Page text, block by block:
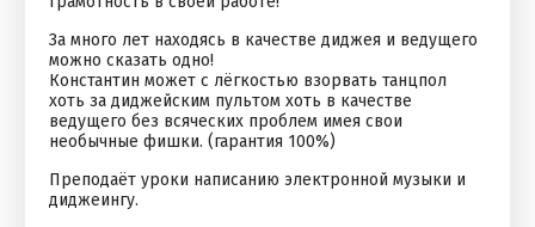
За много лет находясь в качестве диджея и ведущего
можно сказать одно!
Константин может с лёгкостью взорвать танцпол
хоть за диджейским пультом хоть в качестве
ведущего без всяческих проблем имея свои
необычные фишки. (гарантия 100%)
Преподаёт уроки написанию электронной музыки и
диджеингу.